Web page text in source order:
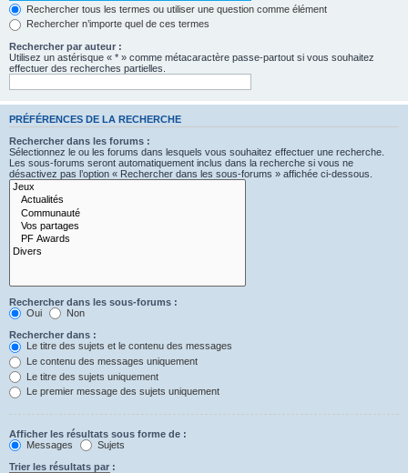
Rechercher tous les termes ou utiliser une question comme élément
Rechercher n’importe quel de ces termes
Rechercher par auteur :
Utilisez un astérisque « * » comme métacaractère passe-partout si vous souhaitez
effectuer des recherches partielles.
PRÉFÉRENCES DE LA RECHERCHE
Rechercher dans les forums :
Sélectionnez le ou les forums dans lesquels vous souhaitez effectuer une recherche.
Les sous-forums seront automatiquement inclus dans la recherche si vous ne
désactivez pas l’option « Rechercher dans les sous-forums » affichée ci-dessous.
Rechercher dans les sous-forums :
Oui
Non
Rechercher dans :
Le titre des sujets et le contenu des messages
Le contenu des messages uniquement
Le titre des sujets uniquement
Le premier message des sujets uniquement
Afficher les résultats sous forme de :
Messages
Sujets
Trier les résultats par :